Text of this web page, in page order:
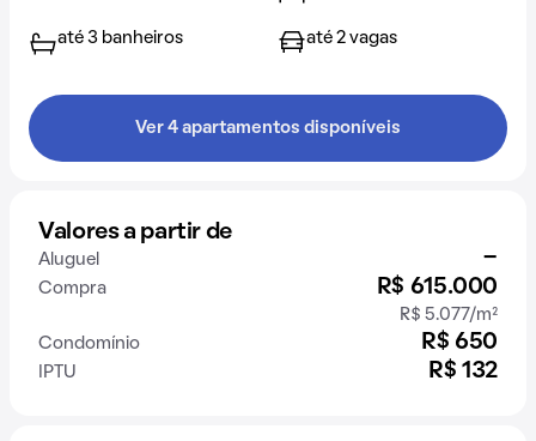
até 3 banheiros até 2 vagas
Ver 4 apartamentos disponíveis
Valores a partir de
Aluguel -
Compra R$ 615.000
R$ 5.077/m²
Condomínio
R$ 650
IPTU R$ 132